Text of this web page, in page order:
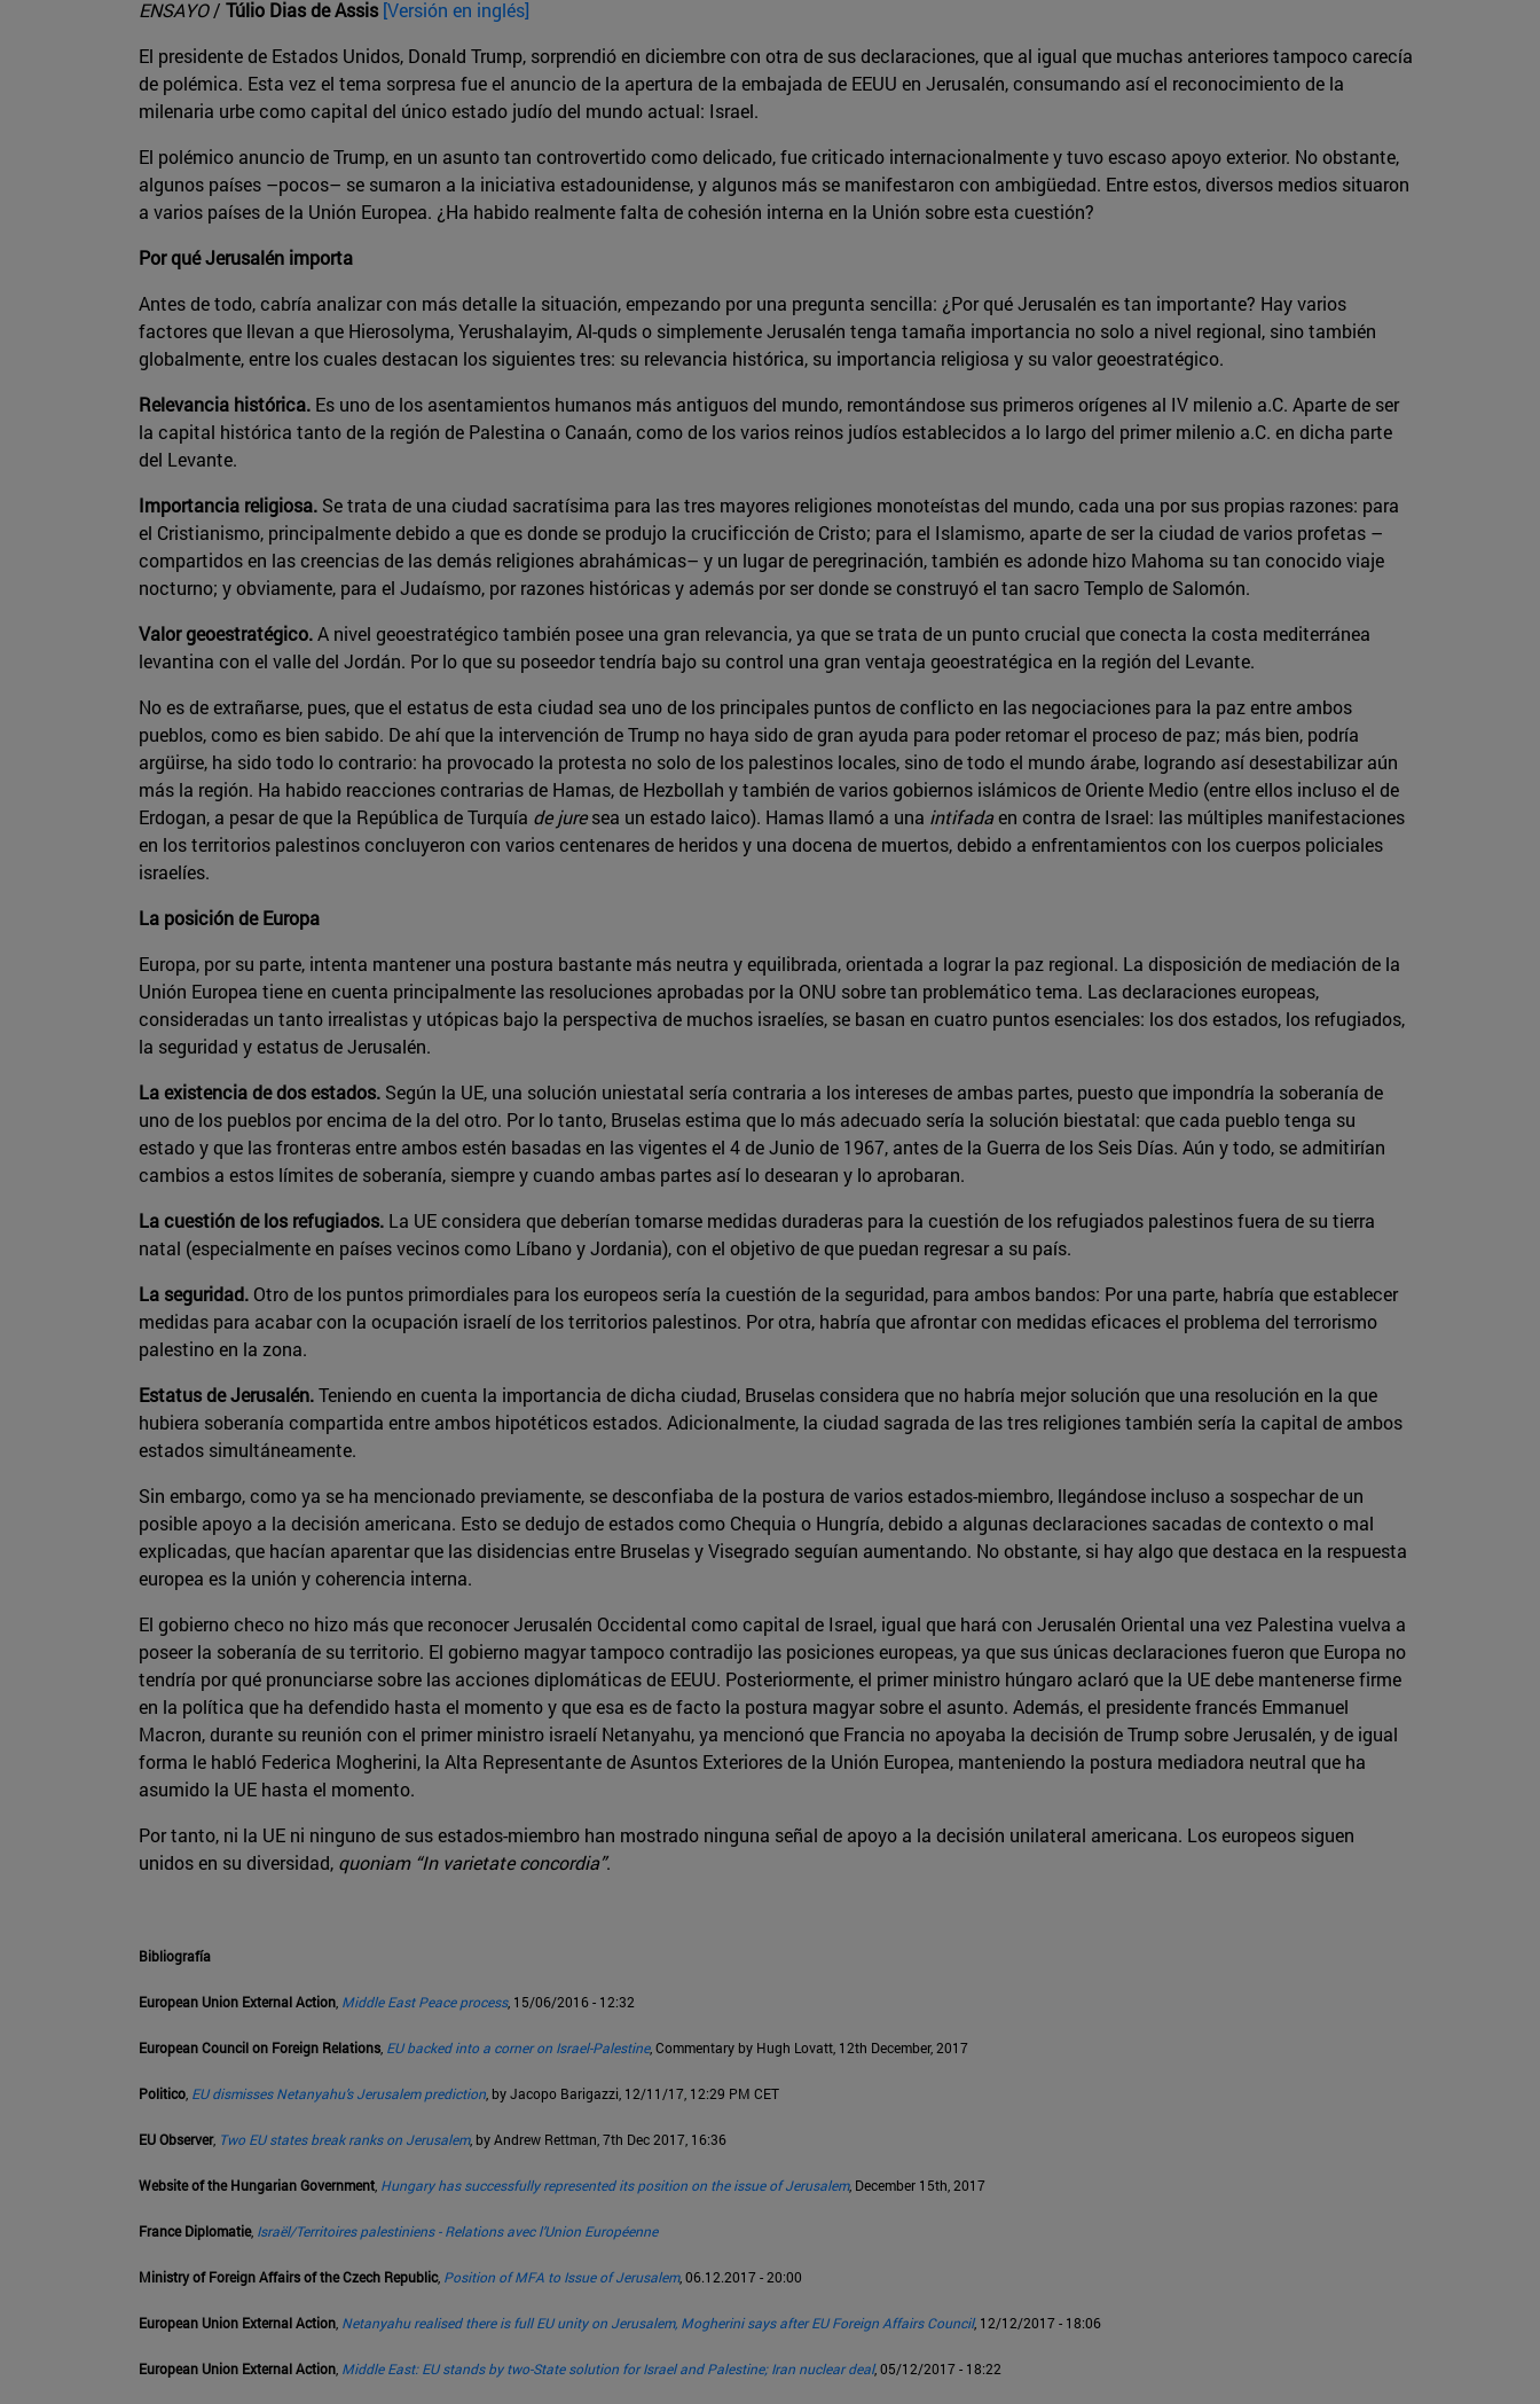
ENSAYO/ Túlio Dias de Assis [Versión en inglés]
El presidente de Estados Unidos, Donald Trump, sorprendió en diciembre con otra de sus declaraciones, que al igual que muchas anteriores tampoco carecía
de polémica. Esta vez el tema sorpresa fue el anuncio de la apertura de la embajada de EEUU en Jerusalén, consumando así el reconocimiento de la
milenaria urbe como capital del único estado judío del mundo actual: Israel.
El polémico anuncio de Trump, en un asunto tan controvertido como delicado, fue criticado internacionalmente y tuvo escaso apoyo exterior. No obstante,
algunos países –pocos– se sumaron a la iniciativa estadounidense, y algunos más se manifestaron con ambigüedad. Entre estos, diversos medios situaron
a varios países de la Unión Europea. ¿Ha habido realmente falta de cohesión interna en la Unión sobre esta cuestión?
Por qué Jerusalén importa
Antes de todo, cabría analizar con más detalle la situación, empezando por una pregunta sencilla: ¿Por qué Jerusalén es tan importante? Hay varios
factores que llevan a que Hierosolyma, Yerushalayim, Al-quds o simplemente Jerusalén tenga tamaña importancia no solo a nivel regional, sino también
globalmente, entre los cuales destacan los siguientes tres: su relevancia histórica, su importancia religiosa y su valor geoestratégico.
Relevancia histórica. Es uno de los asentamientos humanos más antiguos del mundo, remontándose sus primeros orígenes al IV milenio a.C. Aparte de ser
la capital histórica tanto de la región de Palestina o Canaán, como de los varios reinos judíos establecidos a lo largo del primer milenio a.C. en dicha parte
del Levante.
Importancia religiosa. Se trata de una ciudad sacratísima para las tres mayores religiones monoteístas del mundo, cada una por sus propias razones: para
el Cristianismo, principalmente debido a que es donde se produjo la crucificción de Cristo; para el Islamismo, aparte de ser la ciudad de varios profetas –
compartidos en las creencias de las demás religiones abrahámicas– y un lugar de peregrinación, también es adonde hizo Mahoma su tan conocido viaje
nocturno; y obviamente, para el Judaísmo, por razones históricas y además por ser donde se construyó el tan sacro Templo de Salomón.
Valor geoestratégico.A nivel geoestratégico también posee una gran relevancia, ya que se trata de un punto crucial que conecta la costa mediterránea
levantina con el valle del Jordán. Por lo que su poseedor tendría bajo su control una gran ventaja geoestratégica en la región del Levante.
No es de extrañarse, pues, que el estatus de esta ciudad sea uno de los principales puntos de conflicto en las negociaciones para la paz entre ambos
pueblos, como es bien sabido. De ahí que la intervención de Trump no haya sido de gran ayuda para poder retomar el proceso de paz; más bien, podría
argüirse, ha sido todo lo contrario: ha provocado la protesta no solo de los palestinos locales, sino de todo el mundo árabe, logrando así desestabilizar aún
más la región. Ha habido reacciones contrarias de Hamas, de Hezbollah y también de varios gobiernos islámicos de Oriente Medio (entre ellos incluso el de
Erdogan, a pesar de que la República de Turquía de juresea un estado laico). Hamas llamó a una intifadaen contra de Israel: las múltiples manifestaciones
en los territorios palestinos concluyeron con varios centenares de heridos y una docena de muertos, debido a enfrentamientos con los cuerpos policiales
israelíes.
La posición de Europa
Europa, por su parte, intenta mantener una postura bastante más neutra y equilibrada, orientada a lograr la paz regional. La disposición de mediación de la
Unión Europea tiene en cuenta principalmente las resoluciones aprobadas por la ONU sobre tan problemático tema. Las declaraciones europeas,
consideradas un tanto irrealistas y utópicas bajo la perspectiva de muchos israelíes, se basan en cuatro puntos esenciales: los dos estados, los refugiados,
la seguridad y estatus de Jerusalén.
La existencia de dos estados. Según la UE, una solución uniestatal sería contraria a los intereses de ambas partes, puesto que impondría la soberanía de
uno de los pueblos por encima de la del otro. Por lo tanto, Bruselas estima que lo más adecuado sería la solución biestatal: que cada pueblo tenga su
estado y que las fronteras entre ambos estén basadas en las vigentes el 4 de Junio de 1967, antes de la Guerra de los Seis Días. Aún y todo, se admitirían
cambios a estos límites de soberanía, siempre y cuando ambas partes así lo desearan y lo aprobaran.
La cuestión de los refugiados. La UE considera que deberían tomarse medidas duraderas para la cuestión de los refugiados palestinos fuera de su tierra
natal (especialmente en países vecinos como Líbano y Jordania), con el objetivo de que puedan regresar a su país.
La seguridad. Otro de los puntos primordiales para los europeos sería la cuestión de la seguridad, para ambos bandos: Por una parte, habría que establecer
medidas para acabar con la ocupación israelí de los territorios palestinos. Por otra, habría que afrontar con medidas eficaces el problema del terrorismo
palestino en la zona.
Estatus de Jerusalén.Teniendo en cuenta la importancia de dicha ciudad, Bruselas considera que no habría mejor solución que una resolución en la que
hubiera soberanía compartida entre ambos hipotéticos estados. Adicionalmente, la ciudad sagrada de las tres religiones también sería la capital de ambos
estados simultáneamente.
Sin embargo, como ya se ha mencionado previamente, se desconfiaba de la postura de varios estados-miembro, llegándose incluso a sospechar de un
posible apoyo a la decisión americana. Esto se dedujo de estados como Chequia o Hungría, debido a algunas declaraciones sacadas de contexto o mal
explicadas, que hacían aparentar que las disidencias entre Bruselas y Visegrado seguían aumentando. No obstante, si hay algo que destaca en la respuesta
europea es la unión y coherencia interna.
El gobierno checo no hizo más que reconocer Jerusalén Occidental como capital de Israel, igual que hará con Jerusalén Oriental una vez Palestina vuelva a
poseer la soberanía de su territorio. El gobierno magyar tampoco contradijo las posiciones europeas, ya que sus únicas declaraciones fueron que Europa no
tendría por qué pronunciarse sobre las acciones diplomáticas de EEUU. Posteriormente, el primer ministro húngaro aclaró que la UE debe mantenerse firme
en la política que ha defendido hasta el momento y que esa es de facto la postura magyar sobre el asunto. Además, el presidente francés Emmanuel
Macron, durante su reunión con el primer ministro israelí Netanyahu, ya mencionó que Francia no apoyaba la decisión de Trump sobre Jerusalén, y de igual
forma le habló Federica Mogherini, la Alta Representante de Asuntos Exteriores de la Unión Europea, manteniendo la postura mediadora neutral que ha
asumido la UE hasta el momento.
Por tanto, ni la UE ni ninguno de sus estados-miembro han mostrado ninguna señal de apoyo a la decisión unilateral americana. Los europeos siguen
unidos en su diversidad, quoniam “In varietate concordia”.
Bibliografía
European Union External Action Middle East Peace process, 15/06/2016 - 12:32
European Council on Foreign Relations EU backed into a corner on Israel-Palestine, Commentary by Hugh Lovatt, 12th December, 2017
Politico EU dismisses Netanyahu’s Jerusalem prediction , by Jacopo Barigazzi, 12/11/17, 12:29 PM CET
EU Observer, Two EU states break ranks on Jerusalem, by Andrew Rettman, 7th Dec 2017, 16:36
Website of the Hungarian Government Hungary has successfully represented its position on the issue of Jerusalem, December 15th, 2017
France Diplomatie, Israël/Territoires palestiniens - Relations avec l’Union Européenne
Ministry of Foreign Affairs of the Czech Republic, Position of MFA to Issue of Jerusalem, 06.12.2017 - 20:00
European Union External Action Netanyahu realised there is full EU unity on Jerusalem, Mogherini says after EU Foreign Affairs Council, 12/12/2017 - 18:06
European Union External Action Middle East: EU stands by two-State solution for Israel and Palestine; Iran nuclear deal, 05/12/2017 - 18:22